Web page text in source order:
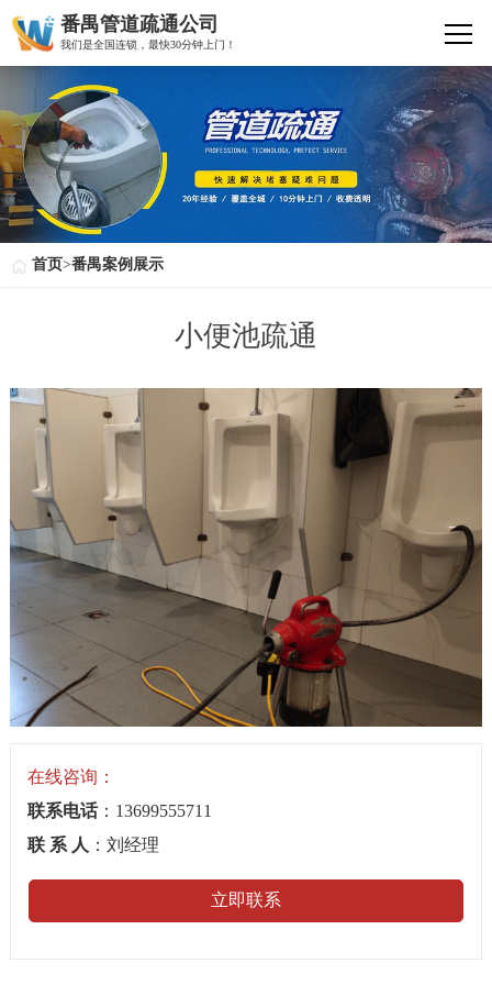
番禺管道疏通公司
我们是全国连锁，最快30分钟上门！
首页>番禺案例展示
小便池疏通
在线咨询：
联系电话：13699555711
联 系 人 ：刘经理
立即联系